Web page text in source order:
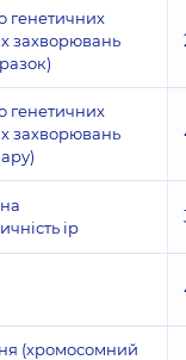
генетичних
захворювань
генетичних
захворювань
ір
(хромосомний